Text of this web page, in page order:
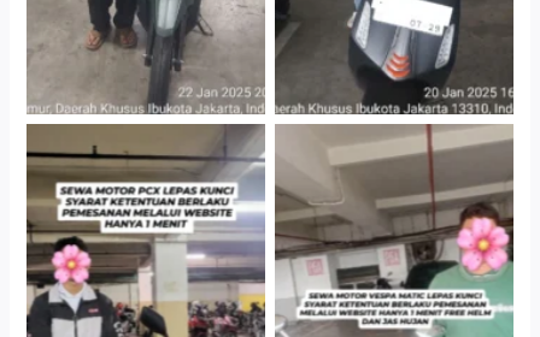
Hotel Kartika Chandra, Cityplaza Jatinegara